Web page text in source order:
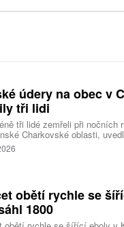
údery na obec v
tři lidi
tři lidé zemřeli při
Charkovské oblasti,
Vitalij Karabanov. Ukrajinské
útočilo na Ukrajinu čtyřmi
obětí rychle se
1800